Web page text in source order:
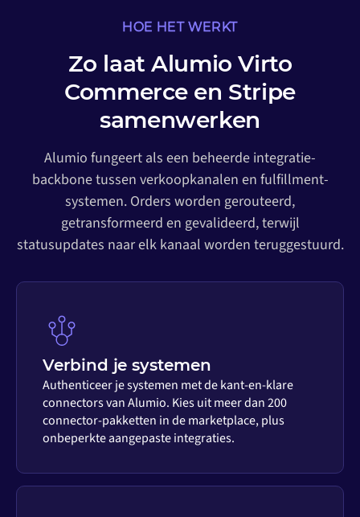
HOE HET WERKT
Zo laat Alumio Virto
Commerce en Stripe
samenwerken
Alumio fungeert als een beheerde integratie-
backbone tussen verkoopkanalen en fulfillment-
systemen. Orders worden gerouteerd,
getransformeerd en gevalideerd, terwijl
statusupdates naar elk kanaal worden teruggestuurd.
Verbind je systemen
Authenticeer je systemen met de kant-en-klare
connectors van Alumio. Kies uit meer dan 200
connector-pakketten in de marketplace, plus
onbeperkte aangepaste integraties.